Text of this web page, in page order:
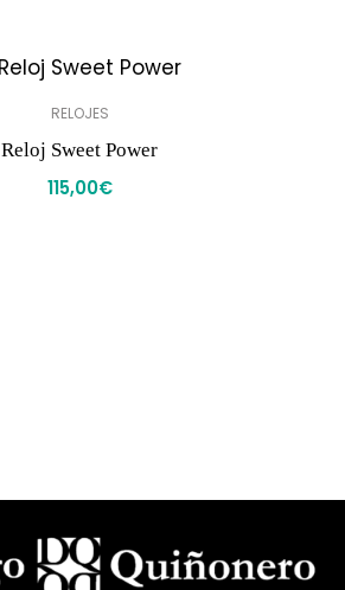
RELOJES
Reloj Sweet Power
115,00€